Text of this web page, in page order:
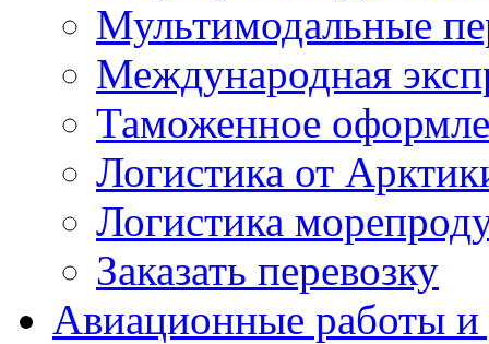
Мультимодальные
Международная
Таможенное
Логистика от
Логистика
Заказать перевозку
Авиационные работы и